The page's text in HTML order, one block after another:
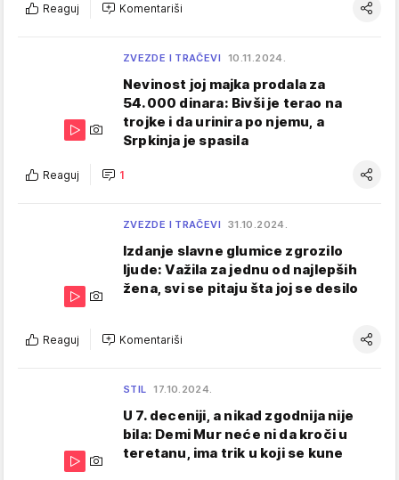
Reaguj Komentariši
ZVEZDE I TRAČEVI 10.11.2024.
Nevinost joj majka prodala za
54.000 dinara: Bivši je terao na
trojke i da urinira po njemu, a
Srpkinja je spasila
Reaguj 1
ZVEZDE I TRAČEVI 31.10.2024.
Izdanje slavne glumice zgrozilo
ljude: Važila za jednu od najlepših
žena, svi se pitaju šta joj se desilo
Reaguj Komentariši
STIL 17.10.2024.
U 7. deceniji, a nikad zgodnija nije
bila: Demi Mur neće ni da kroči u
teretanu, ima trik u koji se kune